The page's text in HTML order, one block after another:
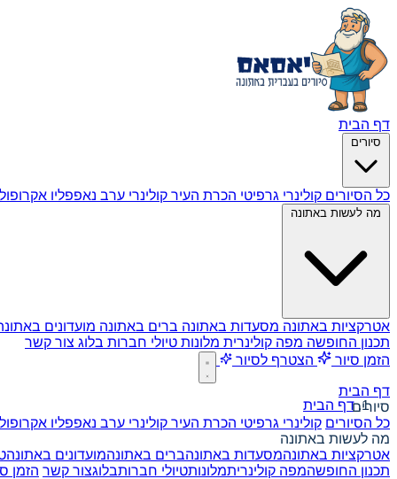
דף הבית
סיורים
כל הסיורים קולינרי גרפיטי הכרת העיר קולינרי ערב נאפפליו
מה לעשות באתונה
אטרקציות באתונה מסעדות באתונה ברים באתונה מועדונים
תכנון החופשה מפה קולינרית מלונות טיולי חברות בלוג צור קשר
הזמן סיור
הצטרף לסיור
דף הבית
סיורים
כל הסיורים קולינרי גרפיטי הכרת העיר קולינרי ערב נאפפליו
מה לעשות באתונה
אטרקציות באתונהמסעדות באתונהברים באתונהמועדונים באתונה
תכנון החופשהמפה קולינריתמלונותטיולי חברותבלוגצור קשר הזמן
דף הבית